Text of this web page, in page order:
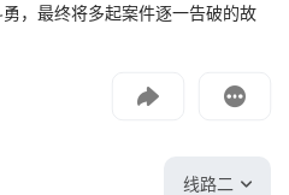
，最终将多起案件逐一告破的故
如遇无法播放请提交给我们
线路二